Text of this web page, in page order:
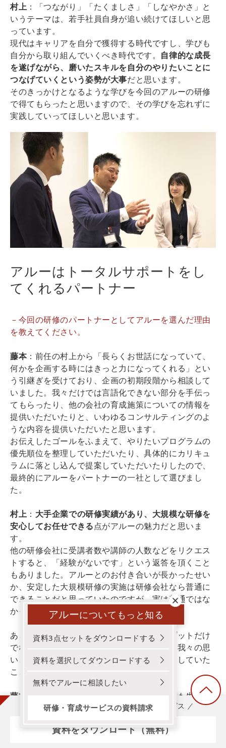
村上 ：「つながり」「たくましさ」「しなやかさ」と
いうテーマは、若手社員自身が追い続けてほしいと思
っています。
現代はキャリアを自分で獲得する時代ですし、学びも
自分から取り組んでいくべき時代です。 自律的な成長
を遂げながら、磨いたスキルを自分のやりたいことに
つなげていくという姿勢が大事だと思います。
そのきっかけとなるような学びを今回のアルーの研修
で得てもらったと思いますので、その学びを忘れずに
実践していってほしいと思います。
アルーはトータルサポートをし
てくれるパートナー
－今回の研修のパートナーとしてアルーを選んだ理由
を教えてください。
藤本：前任の村上から「長らくお世話になっていて、
何かを企画する時にはきっと力になってくれる」とい
う引継ぎを受けており、企画の初期段階から相談して
いました。我々だけでは言語化できない部分を手伝っ
てもらったり、他の会社の育成施策についての情報を
提供いただいたりと、いわゆるコンサルティングのよ
うな内容を提供いただいたと思います。
お伝えしたゴールをふまえて、やりたいプログラムの
優先順位を整理していただいたり、具体的にカリキュ
ラムに落とし込んで提案していただいたりしたので、
最終的にアルーをパートナーの一社として選びまし
た。
村上 ： 大手企業での研修実績があり、大規模な研修を
安心してお任せできる点がアルーの魅力だと思いま
す。
他の研修会社に受講者数や講師の人数などをリクエス
トすると、「経験がないです」という返答を頂くこと
もありました。アルーとのお付き合いが長かったせい
か、安定した大規模研修の実施は研修会社なら普通に
できることだと思っていたのですが、実は普通ではな
かったのだと実感しましたね。
あとは、研修では経験学習を基にし、インプットだけ
でなくアウトプットも行っていきたいという我々の思
いと、アルーの研修の仕様がぴったりマッチしていた
ことも選んだ理由の一つです。
藤本
：当社ではいま、保険の枠を超えた仕事も生まれ
ています。そんな中で、研修も前例を踏襲するのでは
作っていく必要があると考えています。アルーは引き
アルーについてもっと知る
資料3点セットをダウンロードする
資料を選択してダウンロードする
無料でアルーに相談したい
研修・育成サービスの資料請求
3分でわかる！アルー！研修・育成サービス
資料をダウンロード（無料）